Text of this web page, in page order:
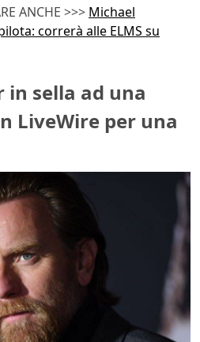
ANCHE >>> Michael
correrà alle ELMS su
in sella ad una
LiveWire per una